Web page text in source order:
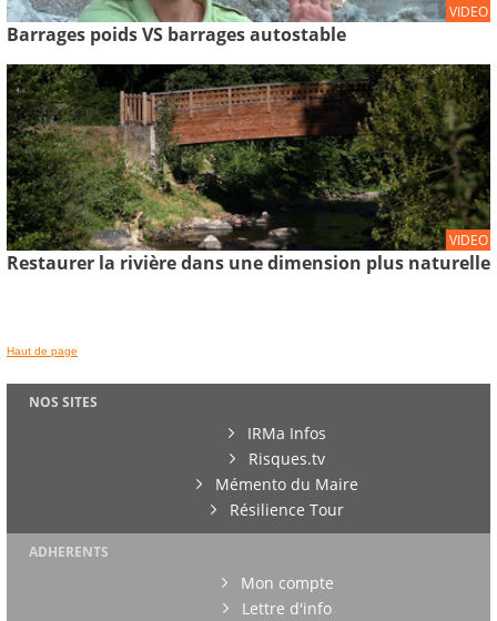
VIDEO
Barrages poids VS barrages autostable
VIDEO
Restaurer la rivière dans une dimension plus naturelle
Haut de page
NOS SITES
IRMa Infos
Risques.tv
Mémento du Maire
Résilience Tour
ADHERENTS
Mon compte
Lettre d'info